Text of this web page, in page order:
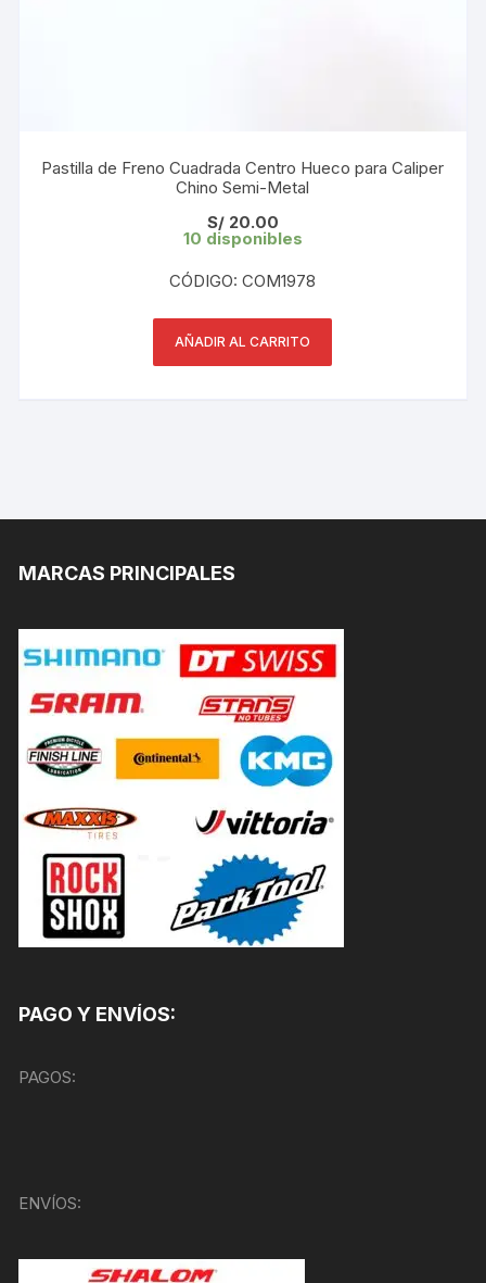
Pastilla de Freno Cuadrada Centro Hueco para Caliper
Chino Semi-Metal
S/20.00
10 disponibles
CÓDIGO: COM1978
AÑADIR AL CARRITO
MARCAS PRINCIPALES
PAGO Y ENVÍOS:
PAGOS:
ENVÍOS: